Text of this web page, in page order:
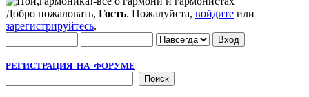
Добро пожаловать, Гость. Пожалуйста, войдите или
зарегистрируйтесь.
РЕГИСТРАЦИЯ НА ФОРУМЕ